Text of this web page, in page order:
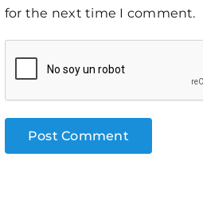
for the next time I comment.